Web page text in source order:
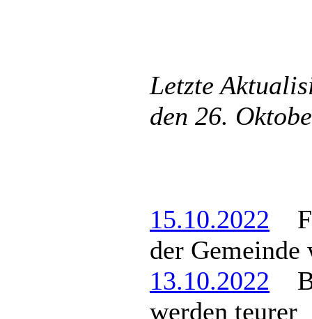
Letzte
den 26.
15.10.2022
der
13.10.2022
werden teurer